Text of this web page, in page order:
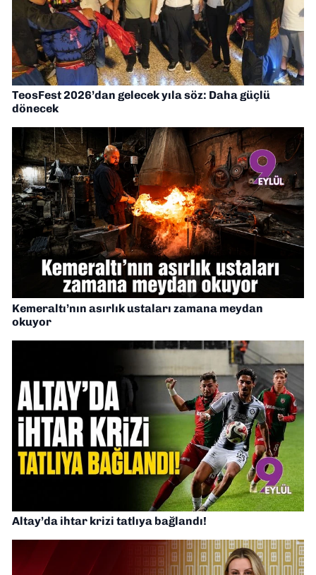
TeosFest 2026’dan gelecek yıla söz: Daha güçlü
dönecek
Kemeraltı’nın asırlık ustaları zamana meydan
okuyor
Altay’da ihtar krizi tatlıya bağlandı!